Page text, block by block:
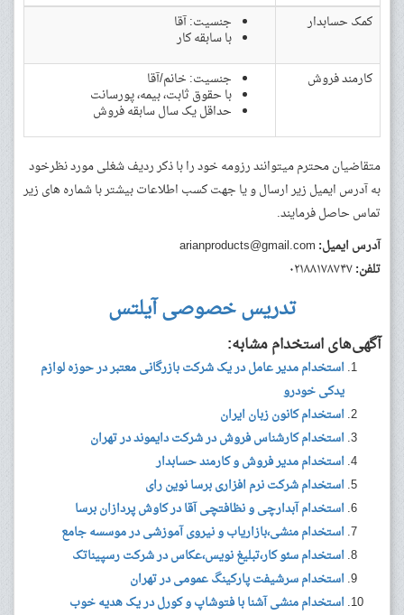
کمک حسابدار
جنسیت: آقا
با سابقه کار
کارمند فروش
جنسیت: خانم/آقا
با حقوق ثابت، بیمه، پورسانت
حداقل یک سال سابقه فروش
متقاضیان محترم میتوانند رزومه خود را با ذکر ردیف شغلی مورد نظرخود
به آدرس ایمیل زیر ارسال و یا جهت کسب اطلاعات بیشتر با شماره های زیر
تماس حاصل فرمایند.
آدرس ایمیل: arianproducts@gmail.com
تلفن:۰۲۱۸۸۱۷۸۷۴۷
تدریس خصوصی آیلتس
آگهی‌های استخدام مشابه:
استخدام مدیر عامل در یک شرکت بازرگانی معتبر در حوزه لوازم
یدکی خودرو
استخدام کانون زبان ایران
استخدام کارشناس فروش در شرکت دایموند در تهران
استخدام مدیر فروش و کارمند حسابدار
استخدام شرکت نرم افزاری برسا نوین رای
استخدام آبدارچی و نظافتچی آقا در کاوش پردازان برسا
استخدام منشی،بازاریاب و نیروی آموزشی در موسسه جامع
استخدام سئو کار،تبلیغ نویس،عکاس در شرکت رسپیناتک
استخدام سرشیفت پارکینگ عمومی در تهران
استخدام منشی آشنا با فتوشاپ و کورل در یک هدیه خوب